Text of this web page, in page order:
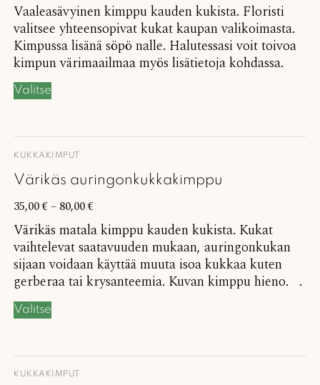
Vaaleasävyinen kimppu kauden kukista. Floristi
valitsee yhteensopivat kukat kaupan valikoimasta.
Kimpussa lisänä söpö nalle. Halutessasi voit toivoa
kimpun värimaailmaa myös lisätietoja kohdassa.
Valitse
KUKKAKIMPUT
Värikäs auringonkukkakimppu
35,00€– 80,00€
Värikäs matala kimppu kauden kukista. Kukat
vaihtelevat saatavuuden mukaan, auringonkukan
sijaan voidaan käyttää muuta isoa kukkaa kuten
gerberaa tai krysanteemia. Kuvan kimppu hieno. .
Valitse
KUKKAKIMPUT